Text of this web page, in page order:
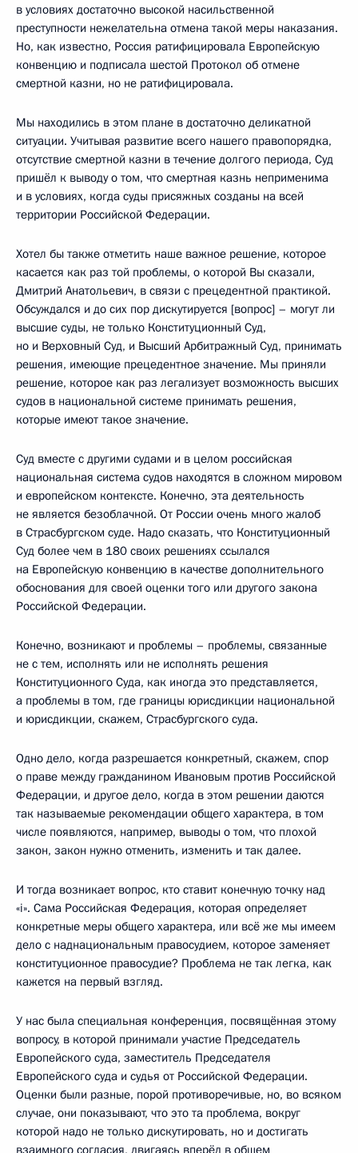
в условиях достаточно высокой насильственной
преступности нежелательна отмена такой меры наказания.
Но, как известно, Россия ратифицировала Европейскую
конвенцию и подписала шестой Протокол об отмене
смертной казни, но не ратифицировала.
Мы находились в этом плане в достаточно деликатной
ситуации. Учитывая развитие всего нашего правопорядка,
отсутствие смертной казни в течение долгого периода, Суд
пришёл к выводу о том, что смертная казнь неприменима
и в условиях, когда суды присяжных созданы на всей
территории Российской Федерации.
Хотел бы также отметить наше важное решение, которое
касается как раз той проблемы, о которой Вы сказали,
Дмитрий Анатольевич, в связи с прецедентной практикой.
Обсуждался и до сих пор дискутируется [вопрос] – могут ли
высшие суды, не только Конституционный Суд,
но и Верховный Суд, и Высший Арбитражный Суд, принимать
решения, имеющие прецедентное значение. Мы приняли
решение, которое как раз легализует возможность высших
судов в национальной системе принимать решения,
которые имеют такое значение.
Суд вместе с другими судами и в целом российская
национальная система судов находятся в сложном мировом
и европейском контексте. Конечно, эта деятельность
не является безоблачной. От России очень много жалоб
в Страсбургском суде. Надо сказать, что Конституционный
Суд более чем в 180 своих решениях ссылался
на Европейскую конвенцию в качестве дополнительного
обоснования для своей оценки того или другого закона
Российской Федерации.
Конечно, возникают и проблемы – проблемы, связанные
не с тем, исполнять или не исполнять решения
Конституционного Суда, как иногда это представляется,
а проблемы в том, где границы юрисдикции национальной
и юрисдикции, скажем, Страсбургского суда.
Одно дело, когда разрешается конкретный, скажем, спор
о праве между гражданином Ивановым против Российской
Федерации, и другое дело, когда в этом решении даются
так называемые рекомендации общего характера, в том
числе появляются, например, выводы о том, что плохой
закон, закон нужно отменить, изменить и так далее.
И тогда возникает вопрос, кто ставит конечную точку над
«i». Сама Российская Федерация, которая определяет
конкретные меры общего характера, или всё же мы имеем
дело с наднациональным правосудием, которое заменяет
конституционное правосудие? Проблема не так легка, как
кажется на первый взгляд.
У нас была специальная конференция, посвящённая этому
вопросу, в которой принимали участие Председатель
Европейского суда, заместитель Председателя
Европейского суда и судья от Российской Федерации.
Оценки были разные, порой противоречивые, но, во всяком
случае, они показывают, что это та проблема, вокруг
которой надо не только дискутировать, но и достигать
взаимного согласия, двигаясь вперёд в общем